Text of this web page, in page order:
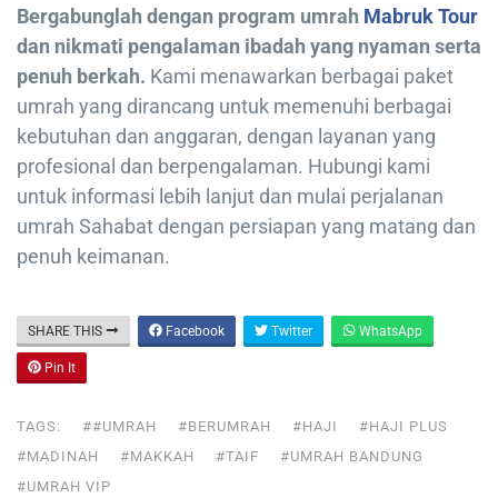
Bergabunglah dengan program umrah Mabruk Tour
dan nikmati pengalaman ibadah yang nyaman serta
penuh berkah. Kami menawarkan berbagai paket
umrah yang dirancang untuk memenuhi berbagai
kebutuhan dan anggaran, dengan layanan yang
profesional dan berpengalaman. Hubungi kami
untuk informasi lebih lanjut dan mulai perjalanan
umrah Sahabat dengan persiapan yang matang dan
penuh keimanan.
SHARE THIS Facebook Twitter WhatsApp
Pin It
TAGS: ##UMRAH #BERUMRAH #HAJI
#HAJI PLUS
#MADINAH
#MAKKAH #TAIF
#UMRAH BANDUNG
#UMRAH VIP